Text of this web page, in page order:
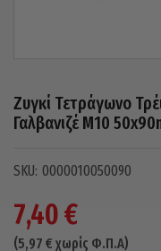
Ζυγκί Τετράγωνο
Γαλβανιζέ M10
0000010050090
7,40€
(5,97 € χωρίς Φ.Π.Α)